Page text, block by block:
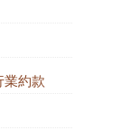
業約款